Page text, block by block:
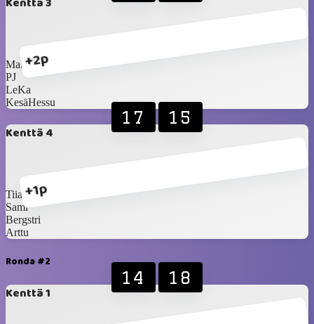
+2p
Make
PJ
LeKa
KesäHessu
Kenttä 4
+1p
17 15
Tiia
Sami
Bergstri
Arttu
Ronda #2
Kenttä 1
14 18